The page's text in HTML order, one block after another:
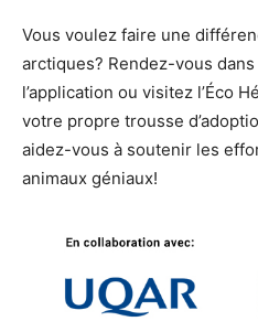
Vous voulez faire une
arctiques? Rendez-vous
l’application ou visitez l’Éco
votre propre trousse
aidez-vous à soutenir les
animaux géniaux!